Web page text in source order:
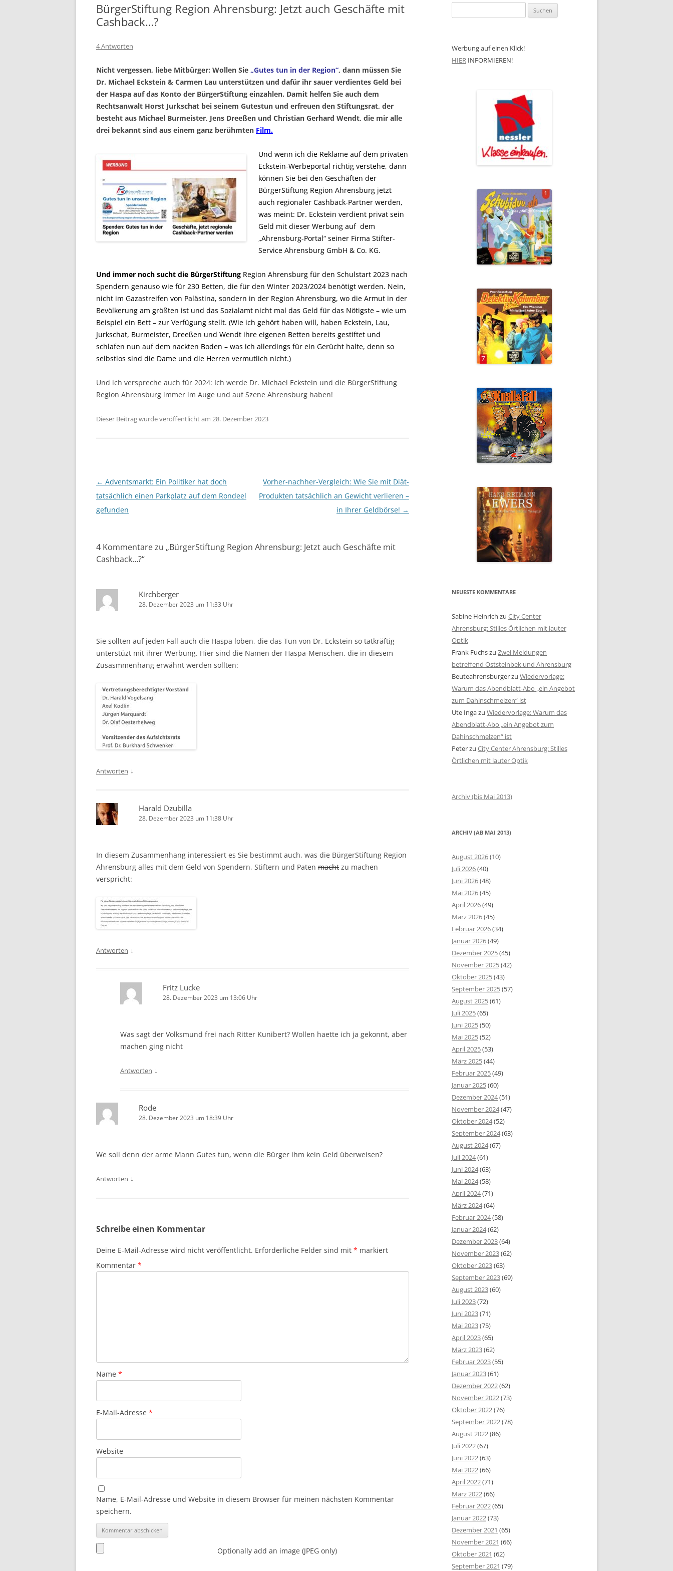
BürgerStiftung Region Ahrensburg: Jetzt auch Geschäfte mit
Cashback…?
4 Antworten
Nicht vergessen, liebe Mitbürger: Wollen Sie „Gutes tun in der Region“, dann müssen Sie
Dr. Michael Eckstein & Carmen Lau unterstützen und dafür ihr sauer verdientes Geld bei
der Haspa auf das Konto der BürgerStiftung einzahlen. Damit helfen Sie auch dem
Rechtsanwalt Horst Jurkschat bei seinem Gutestun und erfreuen den Stiftungsrat, der
besteht aus Michael Burmeister, Jens Dreeßen und Christian Gerhard Wendt, die mir alle
drei bekannt sind aus einem ganz berühmten Film.
Und wenn ich die Reklame auf dem privaten
Eckstein-Werbeportal richtig verstehe, dann
können Sie bei den Geschäften der
BürgerStiftung Region Ahrensburg jetzt
auch regionaler Cashback-Partner werden,
was meint: Dr. Eckstein verdient privat sein
Geld mit dieser Werbung auf dem
„Ahrensburg-Portal“ seiner Firma Stifter-
Service Ahrensburg GmbH & Co. KG.
Und immer noch sucht die BürgerStiftung Region Ahrensburg für den Schulstart 2023 nach
Spendern genauso wie für 230 Betten, die für den Winter 2023/2024 benötigt werden. Nein,
nicht im Gazastreifen von Palästina, sondern in der Region Ahrensburg, wo die Armut in der
Bevölkerung am größten ist und das Sozialamt nicht mal das Geld für das Nötigste – wie um
Beispiel ein Bett – zur Verfügung stellt. (Wie ich gehört haben will, haben Eckstein, Lau,
Jurkschat, Burmeister, Dreeßen und Wendt ihre eigenen Betten bereits gestiftet und
schlafen nun auf dem nackten Boden – was ich allerdings für ein Gerücht halte, denn so
selbstlos sind die Dame und die Herren vermutlich nicht.)
Und ich verspreche auch für 2024: Ich werde Dr. Michael Eckstein und die BürgerStiftung
Region Ahrensburg immer im Auge und auf Szene Ahrensburg haben!
Dieser Beitrag wurde veröffentlicht am 28. Dezember 2023
Beitragsnavigation
← Adventsmarkt: Ein Politiker hat doch
tatsächlich einen Parkplatz auf dem Rondeel
gefunden
Vorher-nachher-Vergleich: Wie Sie mit Diät-
Produkten tatsächlich an Gewicht verlieren –
in Ihrer Geldbörse! →
4 Kommentare zu „BürgerStiftung Region Ahrensburg: Jetzt auch Geschäfte mit
Cashback…?“
Kirchberger
28. Dezember 2023 um 11:33 Uhr
Sie sollten auf jeden Fall auch die Haspa loben, die das Tun von Dr. Eckstein so tatkräftig
unterstüzt mit ihrer Werbung. Hier sind die Namen der Haspa-Menschen, die in diesem
Zusasmmenhang erwähnt werden sollten:
Antworten ↓
Harald Dzubilla
28. Dezember 2023 um 11:38 Uhr
In diesem Zusammenhang interessiert es Sie bestimmt auch, was die BürgerStiftung Region
Ahrensburg alles mit dem Geld von Spendern, Stiftern und Paten macht zu machen
verspricht:
Antworten ↓
Fritz Lucke
28. Dezember 2023 um 13:06 Uhr
Was sagt der Volksmund frei nach Ritter Kunibert? Wollen haette ich ja gekonnt, aber
machen ging nicht
Antworten ↓
Rode
28. Dezember 2023 um 18:39 Uhr
We soll denn der arme Mann Gutes tun, wenn die Bürger ihm kein Geld überweisen?
Antworten ↓
Schreibe einen Kommentar
Deine E-Mail-Adresse wird nicht veröffentlicht. Erforderliche Felder sind mit * markiert
Kommentar *
Name *
E-Mail-Adresse *
Website
Name, E-Mail-Adresse und Website in diesem Browser für meinen nächsten Kommentar
speichern.
Optionally add an image (JPEG only)
nach:
Werbung auf einen Klick!
HIER INFORMIEREN!
NEUESTE KOMMENTARE
Sabine Heinrich zu City Center
Ahrensburg: Stilles Örtlichen mit lauter
Optik
Frank Fuchszu Zwei Meldungen
betreffend Oststeinbek und Ahrensburg
Beuteahrensburgerzu Wiedervorlage:
Warum das Abendblatt-Abo „ein Angebot
zum Dahinschmelzen“ ist
Ute Ingazu Wiedervorlage: Warum das
Abendblatt-Abo „ein Angebot zum
Dahinschmelzen“ ist
Peterzu City Center Ahrensburg: Stilles
Örtlichen mit lauter Optik
Archiv (bis Mai 2013)
ARCHIV (AB MAI 2013)
August 2026(10)
Juli 2026(40)
Juni 2026(48)
Mai 2026(45)
April 2026(49)
März 2026(45)
Februar 2026(34)
Januar 2026(49)
Dezember 2025(45)
November 2025(42)
Oktober 2025(43)
September 2025(57)
August 2025(61)
Juli 2025(65)
Juni 2025(50)
Mai 2025(52)
April 2025(53)
März 2025(44)
Februar 2025(49)
Januar 2025(60)
Dezember 2024(51)
November 2024(47)
Oktober 2024(52)
September 2024(63)
August 2024(67)
Juli 2024(61)
Juni 2024(63)
Mai 2024(58)
April 2024(71)
März 2024(64)
Februar 2024(58)
Januar 2024(62)
Dezember 2023(64)
November 2023(62)
Oktober 2023(63)
September 2023(69)
August 2023(60)
Juli 2023(72)
Juni 2023(71)
Mai 2023(75)
April 2023(65)
März 2023(62)
Februar 2023(55)
Januar 2023(61)
Dezember 2022(62)
November 2022(73)
Oktober 2022(76)
September 2022(78)
August 2022(86)
Juli 2022(67)
Juni 2022(63)
Mai 2022(66)
April 2022(71)
März 2022(66)
Februar 2022(65)
Januar 2022(73)
Dezember 2021 (65)
November 2021 (66)
Oktober 2021 (62)
September 2021 (79)